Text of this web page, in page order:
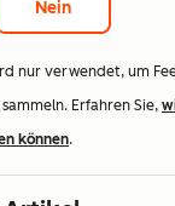
Nein
nur verwendet, um
Erfahren Sie,
können.